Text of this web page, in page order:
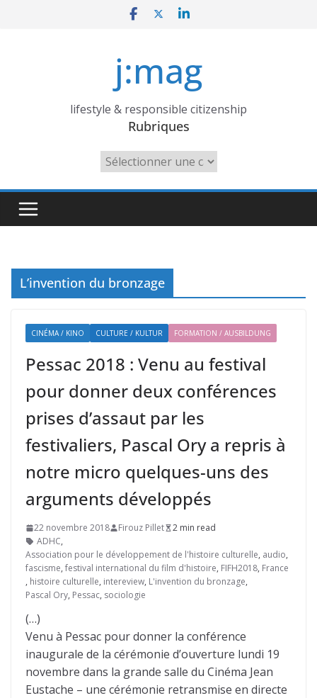
j:mag
lifestyle & responsible citizenship
Rubriques
Rubriques
L’invention du bronzage
CINÉMA / KINO CULTURE / KULTUR FORMATION / AUSBILDUNG
Pessac 2018 : Venu au festival
pour donner deux conférences
prises d’assaut par les
festivaliers, Pascal Ory a repris à
notre micro quelques-uns des
arguments développés
22 novembre 2018 Firouz Pillet
2 min read
ADHC,
Association pour le développement de l'histoire culturelle, audio,
fascisme, festival international du film d'histoire, FIFH2018, France
, histoire culturelle, intereview, L'invention du bronzage,
Pascal Ory, Pessac, sociologie
(…)
Venu à Pessac pour donner la conférence
inaugurale de la cérémonie d’ouverture lundi 19
novembre dans la grande salle du Cinéma Jean
Eustache – une cérémonie retransmise en directe